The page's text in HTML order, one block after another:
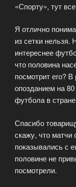
«Спорту», тут
Я отлично
из сетки нельзя.
интереснее
что половина
посмотрит его?
опозданием на
футбола в
Спасибо
скажу, что матчи
показывались с
половине не
посмотрели.